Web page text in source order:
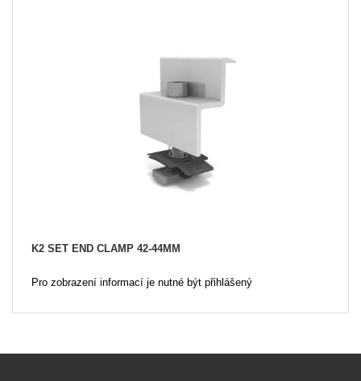
K2 SET END CLAMP 42-44MM
Pro zobrazení informací je nutné být přihlášený